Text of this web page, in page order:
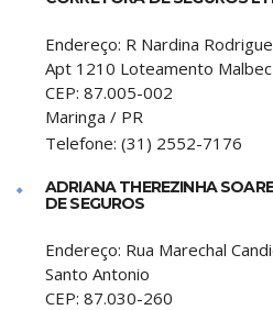
Endereço: R Nardina
Apt 1210 Loteamento Malbec
CEP: 87.005-002
Maringa / PR
Telefone: (31) 2552-7176
ADRIANA THEREZINHA
DE SEGUROS
Endereço: Rua Marechal
Santo Antonio
CEP: 87.030-260